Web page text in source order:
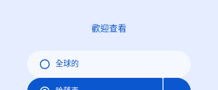
歡迎查看
全球的